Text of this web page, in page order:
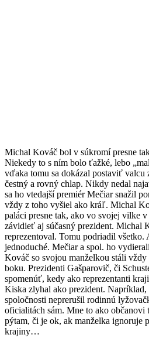
Michal Kováč bol v súkromí presne
Niekedy to s ním bolo ťažké, lebo
vďaka tomu sa dokázal postaviť
čestný a rovný chlap. Nikdy nedal
sa ho vtedajší premiér Mečiar snažil
vždy z toho vyšiel ako kráľ. Michal
paláci presne tak, ako vo svojej vilke
závidieť aj súčasný prezident. Michal
reprezentoval. Tomu podriadil
jednoduché. Mečiar a spol. ho
Kováč so svojou manželkou stáli
boku. Prezidenti Gašparovič, či
spomenúť, kedy ako reprezentanti
Kiska zlyhal ako prezident.
spoločnosti neprerušil rodinnú
oficialitách sám. Mne to ako občanovi
pýtam, či je ok, ak manželka ignoruje
krajiny…